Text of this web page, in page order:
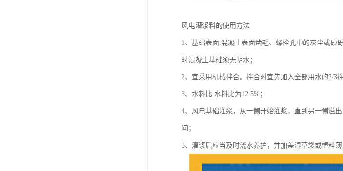
风电灌浆料的使用方法
1、基础表面:混凝土表面凿毛、螺栓孔中的灰尘或砂
时混凝土基础须无明水；
2、宜采用机械拌合。拌合时宜先加入全部用水的2/3
3、水料比:水料比为12.5%；
4、风电基础灌浆，从一侧开始灌浆，直到另一侧溢
间；
5、灌浆后应当及时浇水养护，并加盖湿草袋或塑料薄